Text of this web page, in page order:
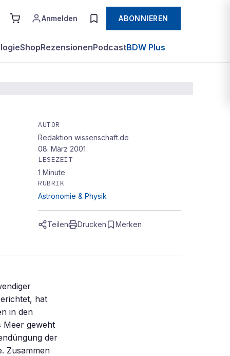
Anmelden ABONNIEREN
ShopRezensionenPodcastBDW Plus
AUTOR
Redaktion wissenschaft.de
08. März 2001
LESEZEIT
1 Minute
RUBRIK
Astronomie & Physik
Teilen Drucken Merken
hat
in den
Meer geweht
der
Zusammen